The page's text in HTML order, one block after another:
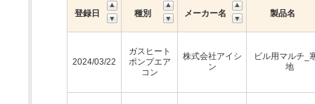
登録日 種別 メーカー名 製品名
2024/03/22
ガスヒート
ポンプエア
コン
株式会社アイシ
ン
ビル用マルチ_
地